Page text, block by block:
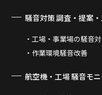
騒音対策 調査・提案
工場・事業場の騒音
作業環境騒音改善
航空機・工場 騒音モ